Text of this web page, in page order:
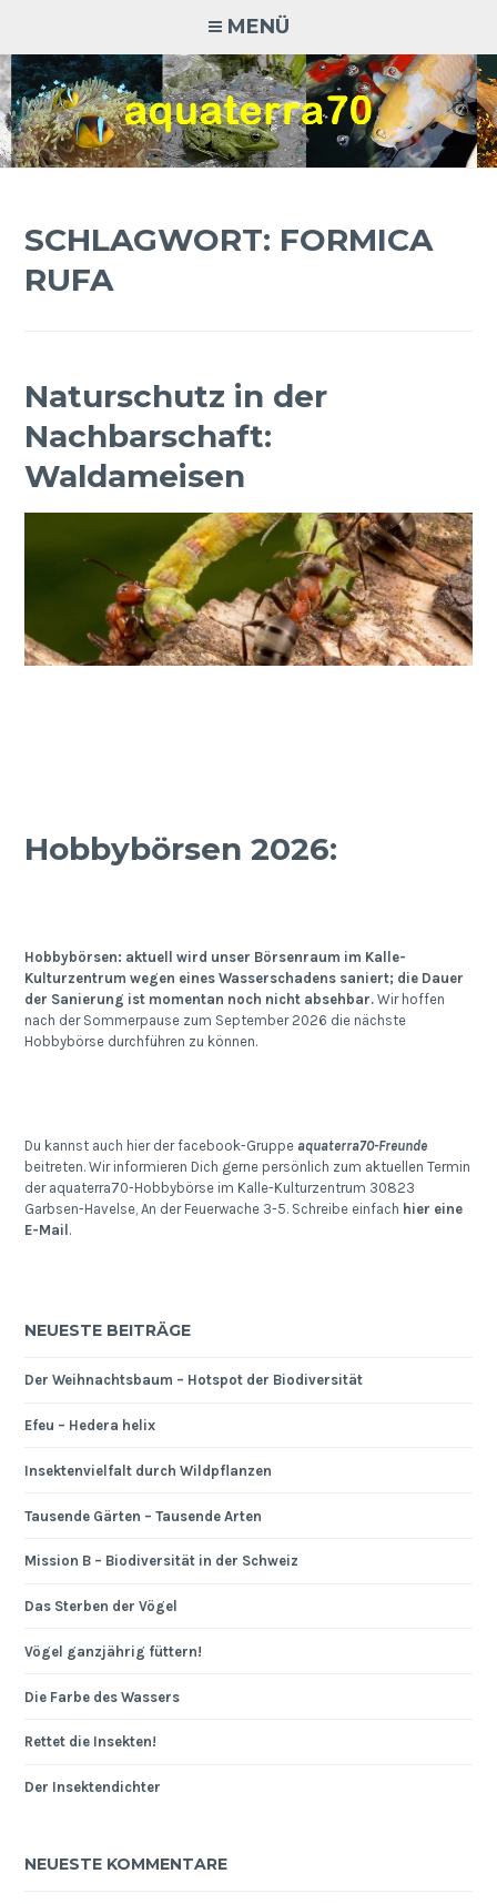
springen
MENÜ
AQUATERRA70
Aquaristik · Terraristik · Natur- und Artenschutz
SCHLAGWORT: FORMICA
RUFA
Naturschutz in der
Nachbarschaft:
Waldameisen
Hobbybörsen 2026:
Hobbybörsen: aktuell wird unser Börsenraum im Kalle-
Kulturzentrum wegen eines Wasserschadens saniert; die Dauer
der Sanierung ist momentan noch nicht absehbar. Wir hoffen
nach der Sommerpause zum September 2026 die nächste
Hobbybörse durchführen zu können.
Du kannst auch hier der facebook-Gruppeaquaterra70-Freunde
beitreten. Wir informieren Dich gerne persönlich zum aktuellen Termin
der aquaterra70-Hobbybörse im Kalle-Kulturzentrum 30823
Garbsen-Havelse, An der Feuerwache 3-5. Schreibe einfach hier eine
E-Mail .
NEUESTE BEITRÄGE
Der Weihnachtsbaum – Hotspot der Biodiversität
Efeu – Hedera helix
Insektenvielfalt durch Wildpflanzen
Tausende Gärten – Tausende Arten
Mission B – Biodiversität in der Schweiz
Das Sterben der Vögel
Vögel ganzjährig füttern!
Die Farbe des Wassers
Rettet die Insekten!
Der Insektendichter
NEUESTE KOMMENTARE